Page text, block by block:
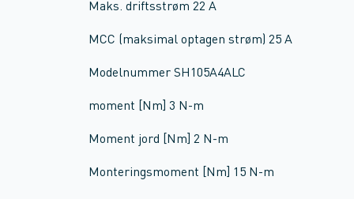
Maks. driftsstrøm 22 A
MCC (maksimal optagen strøm) 25 A
Modelnummer SH105A4ALC
moment [Nm] 3 N-m
Moment jord [Nm] 2 N-m
Monteringsmoment [Nm] 15 N-m